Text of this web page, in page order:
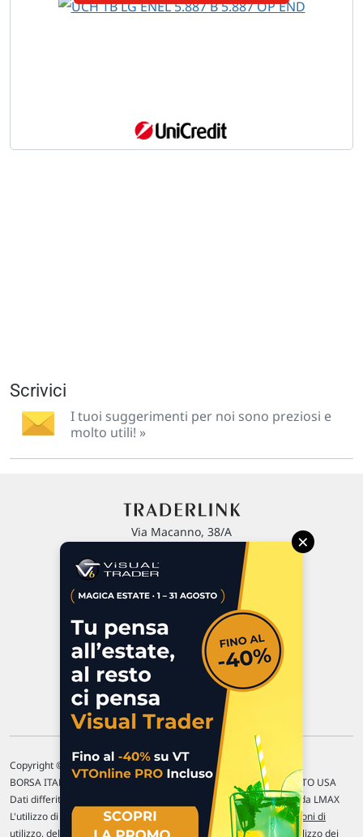
Scrivici
I tuoi suggerimenti per noi sono preziosi e
molto utili! »
Via Macanno, 38/A
P.IVA 02 452 460 401
Commenti e segnalazioni
Contattaci
Copyright © 1996-2026 Traderlink Italia s.r.l.
BORSA ITALIANA Quotazioni di borsa differite di 15 min. / MERCATO USA
Dati differiti di 15 min. (fonte Intrinio) / FOREX Quotazioni fornite da LMAX
L'utilizzo di questo sito implica l'accettazione delle nostre Condizioni di
utilizzo, del Disclaimer MAR, dellePolitiche sulla privacye dell' Utilizzo dei
×